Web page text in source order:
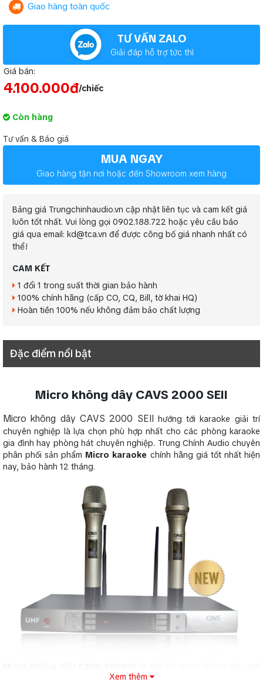
Giao hàng toàn quốc
TƯ VẤN ZALO
Giải đáp hỗ trợ tức thì
Giá bán:
4.100.000đ/chiếc
Còn hàng
Tư vấn & Báo giá
MUA NGAY
Giao hàng tận nơi hoặc đến Showroom xem hàng
Bảng giá Trungchinhaudio.vn cập nhật liên tục và cam kết giá
luôn tốt nhất. Vui lòng gọi 0902.188.722 hoặc yêu cầu báo
giá qua email: kd@tca.vn để được công bố giá nhanh nhất có
thể!
CAM KẾT
1 đổi 1 trong suất thời gian bảo hành
100% chính hãng (cấp CO, CQ, Bill, tờ khai HQ)
Hoàn tiền 100% nếu không đảm bảo chất lượng
Đặc điểm nổi bật
Micro không dây CAVS 2000 SEII
Micro không dây CAVS 2000 SEII hướng tới karaoke giải trí
chuyên nghiệp là lựa chọn phù hợp nhất cho các phòng karaoke
gia đình hay phòng hát chuyên nghiệp. Trung Chính Audio chuyên
phân phối sản phẩm Micro karaoke chính hãng giá tốt nhất hiện
nay, bảo hành 12 tháng.
nhất ra đời hướng tới karaoke giải trí chuyên nghiệp. Thiết bị cung
Xem thêm